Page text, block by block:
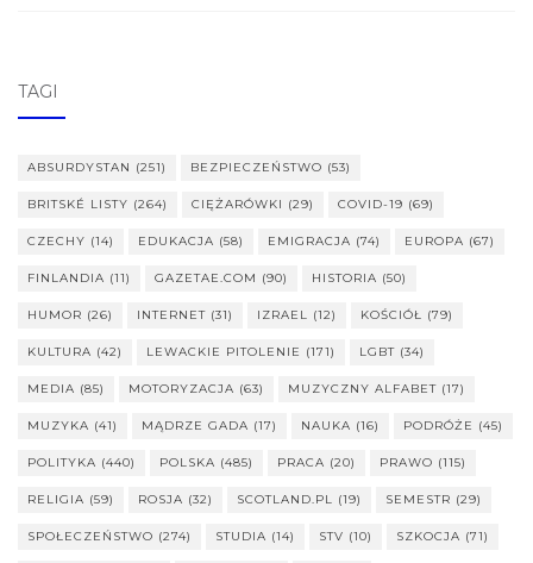
TAGI
ABSURDYSTAN (251) BEZPIECZEŃSTWO (53)
BRITSKÉ LISTY (264) CIĘŻARÓWKI (29) COVID-19 (69)
CZECHY (14) EDUKACJA (58) EMIGRACJA (74) EUROPA (67)
FINLANDIA (11) GAZETAE.COM (90) HISTORIA (50)
HUMOR (26) INTERNET (31) IZRAEL (12) KOŚCIÓŁ (79)
KULTURA (42) LEWACKIE PITOLENIE (171) LGBT (34)
MEDIA (85) MOTORYZACJA (63) MUZYCZNY ALFABET (17)
MUZYKA (41) MĄDRZE GADA (17) NAUKA (16) PODRÓŻE (45)
POLITYKA (440) POLSKA (485) PRACA (20) PRAWO (115)
RELIGIA (59) ROSJA (32) SCOTLAND.PL (19) SEMESTR (29)
SPOŁECZEŃSTWO (274) STUDIA (14) STV (10) SZKOCJA (71)